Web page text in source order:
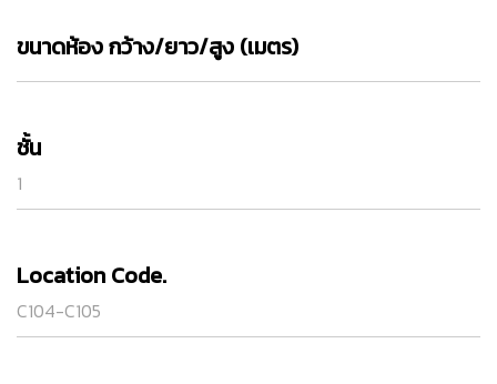
ขนาดห้อง กว้าง/ยาว/สูง (เมตร)
ชั้น
1
Location Code.
C104-C105